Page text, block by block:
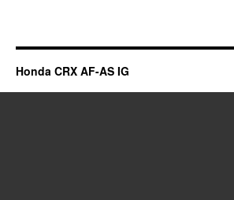
Honda CRX AF-AS IG